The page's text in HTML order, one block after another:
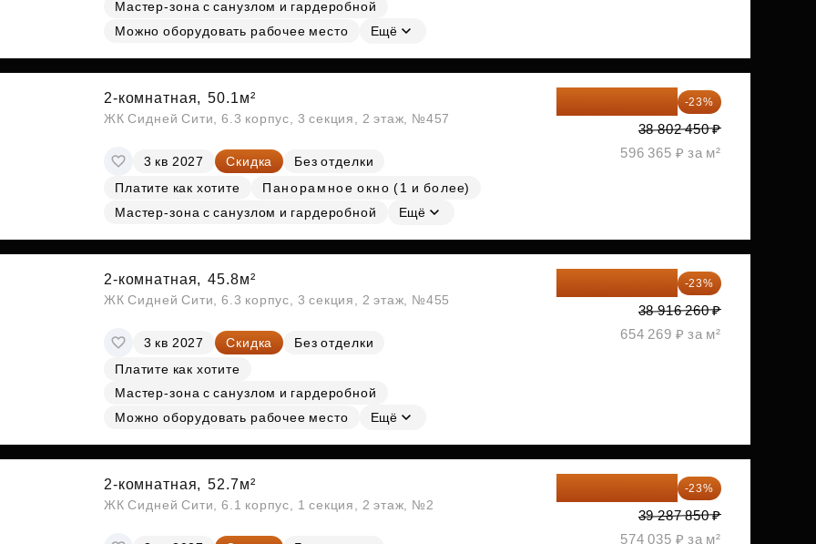
СубсидииМастер-зона с санузлом и гардеробной
Можно оборудовать рабочее место
Ещё
2-комнатная, 50.1м²
ЖК Сидней Сити, 6.3 корпус, 3 секция, 2 этаж, №457
3 кв 2027 Скидка
Без отделки
Платите как хотите
Панорамное окно (1 и более)
Мастер-зона с санузлом и гардеробной
Ещё
-23%
38 802 450 ₽
596 365 ₽ за м²
2-комнатная, 45.8м²
ЖК Сидней Сити, 6.3 корпус, 3 секция, 2 этаж, №455
3 кв 2027 Скидка
Без отделки
Платите как хотите
Мастер-зона с санузлом и гардеробной
Можно оборудовать рабочее место
Ещё
-23%
38 916 260 ₽
654 269 ₽ за м²
2-комнатная, 52.7м²
ЖК Сидней Сити, 6.1 корпус, 1 секция, 2 этаж, №2
-23%
39 287 850 ₽
574 035 ₽ за м²